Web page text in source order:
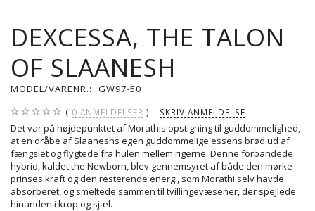
DEXCESSA, THE TALON
OF SLAANESH
MODEL/VARENR.: GW97-50
0 ANMELDELSER SKRIV ANMELDELSE
Det var på højdepunktet af Morathis opstigning til guddommelighed,
at en dråbe af Slaaneshs egen guddommelige essens brød ud af
fængslet og flygtede fra hulen mellem rigerne. Denne forbandede
hybrid, kaldet the Newborn, blev gennemsyret af både den mørke
prinses kraft og den resterende energi, som Morathi selv havde
absorberet, og smeltede sammen til tvillingevæsener, der spejlede
hinanden i krop og sjæl.